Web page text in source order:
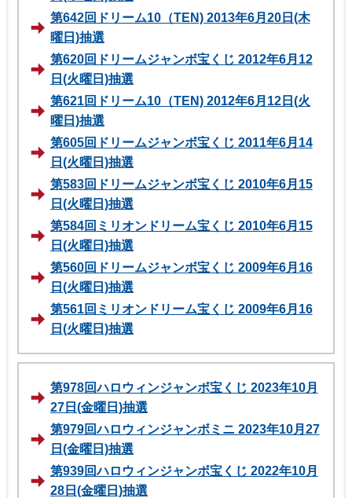
第642回ドリーム10（TEN) 2013年6月20日(木
曜日)抽選
第620回ドリームジャンボ宝くじ 2012年6月12
日(火曜日)抽選
第621回ドリーム10（TEN) 2012年6月12日(火
曜日)抽選
第605回ドリームジャンボ宝くじ 2011年6月14
日(火曜日)抽選
第583回ドリームジャンボ宝くじ 2010年6月15
日(火曜日)抽選
第584回ミリオンドリーム宝くじ 2010年6月15
日(火曜日)抽選
第560回ドリームジャンボ宝くじ 2009年6月16
日(火曜日)抽選
第561回ミリオンドリーム宝くじ 2009年6月16
日(火曜日)抽選
第978回ハロウィンジャンボ宝くじ 2023年10月
27日(金曜日)抽選
第979回ハロウィンジャンボミニ 2023年10月27
日(金曜日)抽選
第939回ハロウィンジャンボ宝くじ 2022年10月
28日(金曜日)抽選